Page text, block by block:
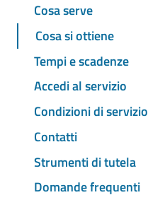
Cosa serve
Cosa si ottiene
Tempi e scadenze
Accedi al servizio
Condizioni di servizio
Contatti
Strumenti di tutela
Domande frequenti